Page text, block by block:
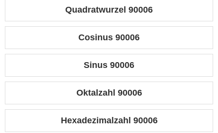
Quadratwurzel 90006
Cosinus 90006
Sinus 90006
Oktalzahl 90006
Hexadezimalzahl 90006